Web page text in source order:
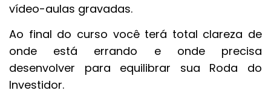
vídeo-aulas gravadas.
Ao final do curso você terá total clareza de
onde está errando e onde precisa
desenvolver para equilibrar sua Roda do
Investidor.